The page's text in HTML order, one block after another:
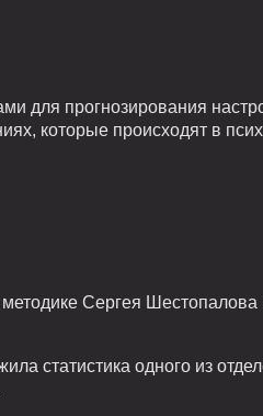
для прогнозирования
которые происходят в
Сергея
статистика одного из